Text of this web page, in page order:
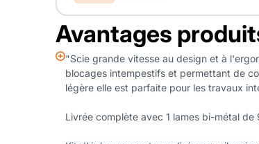
Avantages
"Scie grande vitesse au design et à
blocages intempestifs et permettant de
légère elle est parfaite pour les travaux
Livrée complète avec 1 lames bi-métal